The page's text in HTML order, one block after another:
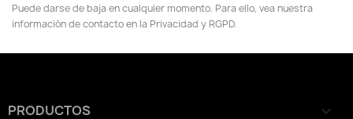
Puede darse de baja en cualquier momento. Para ello, vea nuestra
información de contacto en la Privacidad y RGPD.
PRODUCTOS 